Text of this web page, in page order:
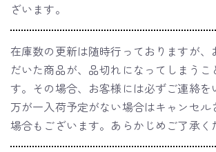
ざいます。
在庫数の更新は随時行っておりますが、
だいた商品が、品切れになってしまうこ
す。その場合、お客様には必ずご連絡を
万が一入荷予定がない場合はキャンセル
場合もございます。あらかじめご了承く